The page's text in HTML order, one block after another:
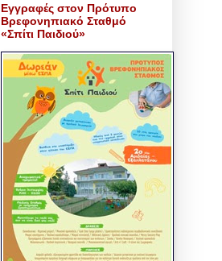
Εγγραφές στον Πρότυπο
Βρεφονηπιακό Σταθμό
«Σπίτι Παιδιού»